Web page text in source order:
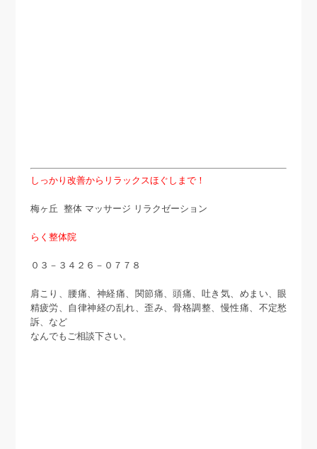
しっかり改善からリラックスほぐしまで！
梅ヶ丘 整体 マッサージ リラクゼーション
らく整体院
０３－３４２６－０７７８
肩こり、腰痛、神経痛、関節痛、頭痛、吐き気、めまい、眼
精疲労、自律神経の乱れ、歪み、骨格調整、慢性痛、不定愁
訴、など
なんでもご相談下さい。